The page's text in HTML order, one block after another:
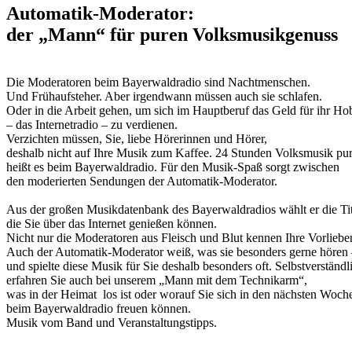
Automatik-Moderator:
der „Mann“ für puren Volksmusikgenuss
Die Moderatoren beim Bayerwaldradio sind Nachtmenschen.
Und Frühaufsteher. Aber irgendwann müssen auch sie schlafen.
Oder in die Arbeit gehen, um sich im Hauptberuf das Geld für ihr
– das Internetradio – zu verdienen.
Verzichten müssen, Sie, liebe Hörerinnen und Hörer,
deshalb nicht auf Ihre Musik zum Kaffee. 24 Stunden Volksmusik
heißt es beim Bayerwaldradio. Für den Musik-Spaß sorgt zwischen
den moderierten Sendungen der Automatik-Moderator.
Aus der großen Musikdatenbank des Bayerwaldradios wählt er die
die Sie über das Internet genießen können.
Nicht nur die Moderatoren aus Fleisch und Blut kennen Ihre
Auch der Automatik-Moderator weiß, was sie besonders gerne hören
und spielte diese Musik für Sie deshalb besonders oft.
erfahren Sie auch bei unserem „Mann mit dem Technikarm“,
was in der Heimat los ist oder worauf Sie sich in den nächsten
beim Bayerwaldradio freuen können.
Musik vom Band und Veranstaltungstipps.